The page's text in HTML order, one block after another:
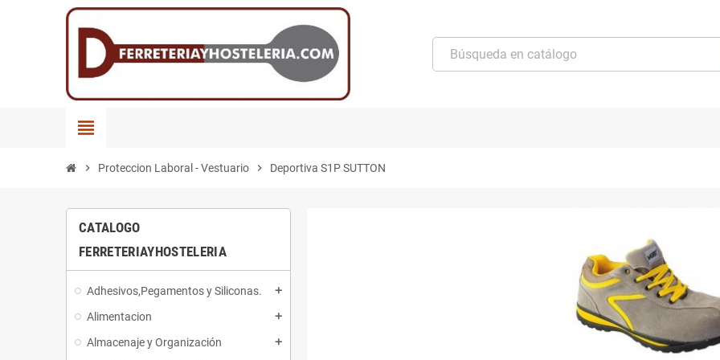
view_headline
chevron_right Proteccion Laboral - Vestuario chevron_right Deportiva S1P SUTTON
CATALOGO
FERRETERIAYHOSTELERIA
Adhesivos,Pegamentos y Siliconas. add
Alimentacion add
Almacenaje y Organización add